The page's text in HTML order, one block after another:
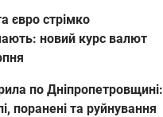
євро стрімко
новий курс валют
по Дніпропетровщині:
поранені та руйнування